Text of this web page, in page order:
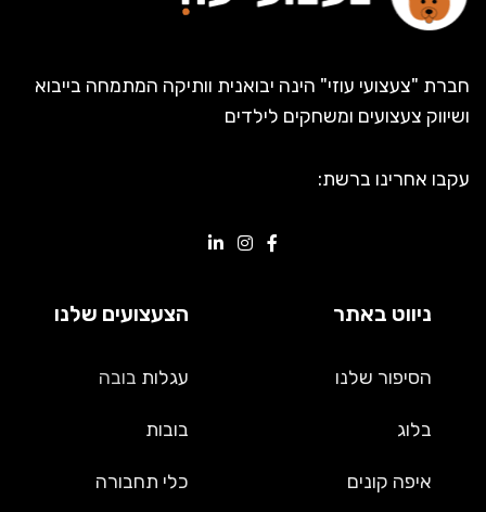
חברת "צעצועי עוזי" הינה יבואנית וותיקה המתמחה בייבוא
ושיווק צעצועים ומשחקים לילדים
עקבו אחרינו ברשת:
ניווט באתר
הסיפור שלנו
בלוג
איפה קונים
הצעצועים שלנו
עגלות בובה
בובות
כלי תחבורה